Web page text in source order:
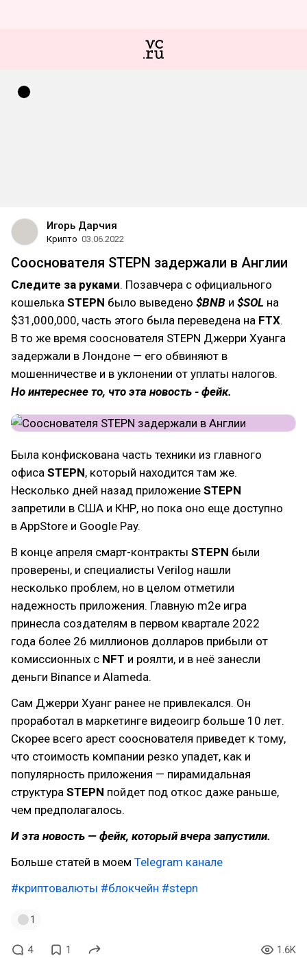
Игорь Дарчия
Крипто 03.06.2022
Сооснователя STEPN задержали в Англии
Следите за руками. Позавчера с официального
кошелька STEPN было выведено $BNB и $SOL на
$31,000,000, часть этого была переведена на FTX.
В то же время сооснователя STEPN Джерри Хуанга
задержали в Лондоне — его обвиняют в
мошенничестве и в уклонении от уплаты налогов.
Но интереснее то, что эта новость - фейк.
Была конфискована часть техники из главного
офиса STEPN, который находится там же.
Несколько дней назад приложение STEPN
запретили в США и КНР, но пока оно еще доступно
в AppStore и Google Pay.
В конце апреля смарт-контракты STEPN были
проверены, и специалисты Verilog нашли
несколько проблем, но в целом отметили
надежность приложения. Главную m2e игра
принесла создателям в первом квартале 2022
года более 26 миллионов долларов прибыли от
комиссионных с NFT и роялти, и в неё занесли
деньги Binance и Alameda.
Сам Джерри Хуанг ранее не привлекался. Он
проработал в маркетинге видеоигр больше 10 лет.
Скорее всего арест сооснователя приведет к тому,
что стоимость компании резко упадет, как и
популярность приложения — пирамидальная
структура STEPN пойдет под откос даже раньше,
чем предполагалось.
И эта новость — фейк, который вчера запустили.
Больше статей в моем Telegram канале
#криптовалюты #блокчейн #stepn
1
4 1 1.6K